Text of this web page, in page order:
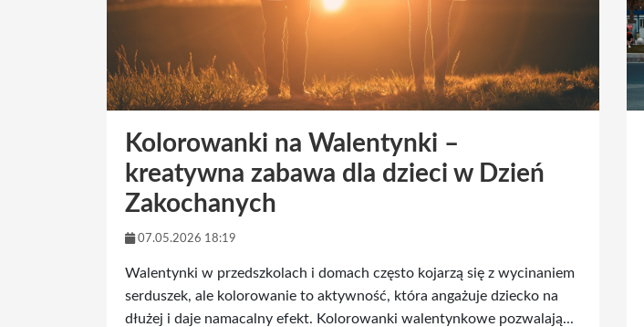
Kolorowanki na Walentynki –
kreatywna zabawa dla dzieci w Dzień
Zakochanych
07.05.2026 18:19
Walentynki w przedszkolach i domach często kojarzą się z wycinaniem
serduszek, ale kolorowanie to aktywność, która angażuje dziecko na
dłużej i daje namacalny efekt. Kolorowanki walentynkowe pozwalają...